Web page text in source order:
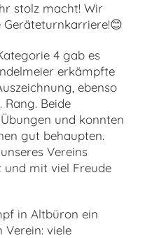
stolz macht! Wir
😊
4 gab es
erkämpfte
ebenso
Beide
und konnten
gut behaupten.
Vereins
mit viel Freude
in Altbüron ein
viele